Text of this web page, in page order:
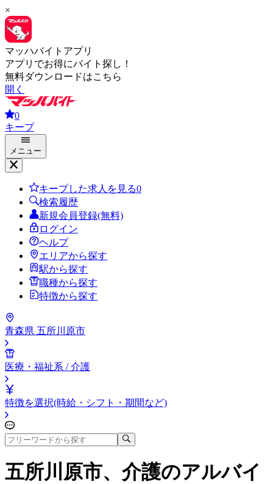
×
マッハバイトアプリ
アプリでお得にバイト探し！
無料ダウンロードはこちら
開く
0
キープ
メニュー
キープした求人を見る0
検索履歴
新規会員登録(無料)
ログイン
ヘルプ
エリアから探す
駅から探す
職種から探す
特徴から探す
青森県 五所川原市
医療・福祉系 / 介護
特徴を選択(時給・シフト・期間など)
五所川原市、介護のアルバイ